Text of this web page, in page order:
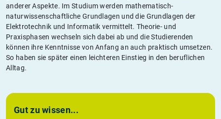
anderer Aspekte. Im Studium werden mathematisch-
naturwissenschaftliche Grundlagen und die Grundlagen der
Elektrotechnik und Informatik vermittelt. Theorie- und
Praxisphasen wechseln sich dabei ab und die Studierenden
können ihre Kenntnisse von Anfang an auch praktisch umsetzen.
So haben sie später einen leichteren Einstieg in den beruflichen
Alltag.
Gut zu wissen...